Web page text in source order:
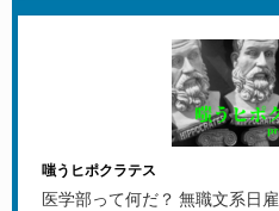
嗤うヒポクラテス
医学部って何だ？ 無職文系日